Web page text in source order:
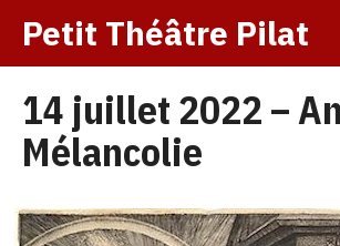
contenu
Petit Théâtre Pilat
14 juillet 2022 –
Mélancolie